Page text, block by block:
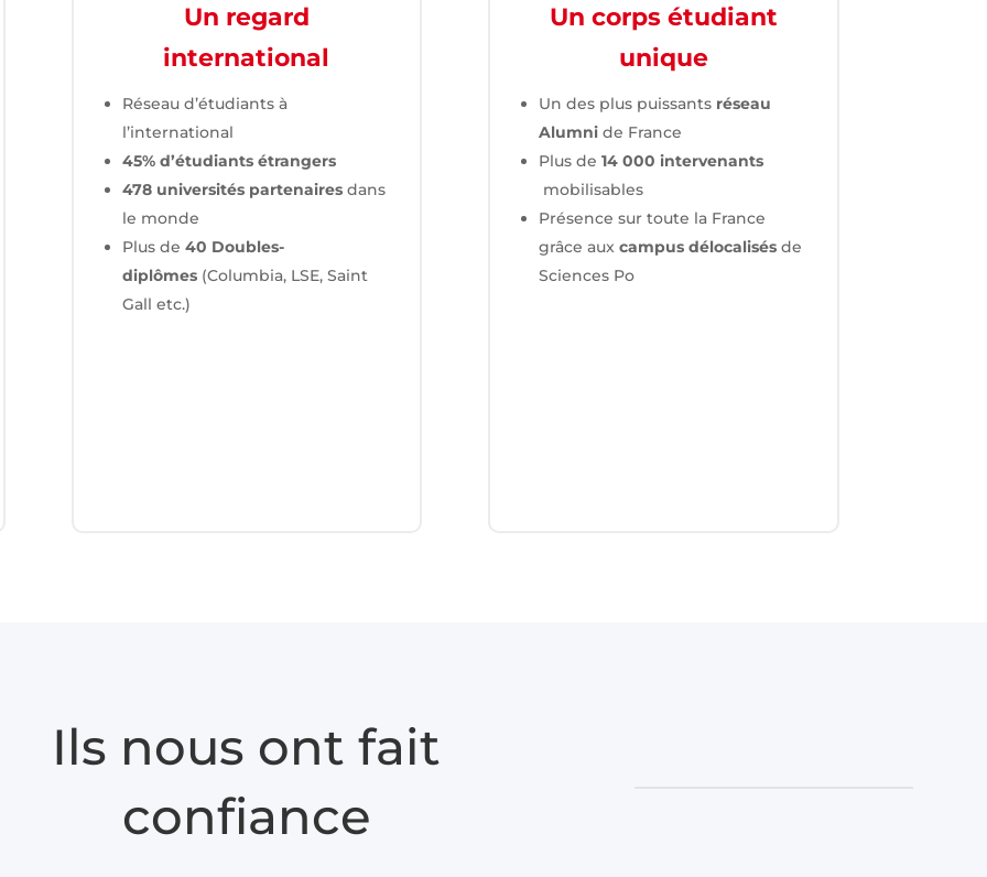
Un regard
international
Réseau d’étudiants à
l’international
45% d’étudiants étrangers
478 universités partenaires dans
le monde
Plus de 40 Doubles-
diplômes (Columbia, LSE, Saint
Gall etc.)
Un corps étudiant
unique
Un des plus puissants réseau
Alumni de France
Plus de 14 000 intervenants
mobilisables
Présence sur toute la France
grâce aux campus délocalisés de
Sciences Po
Ils nous ont fait
confiance